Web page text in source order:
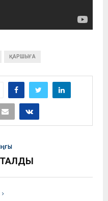
ҚАРШЫҒА